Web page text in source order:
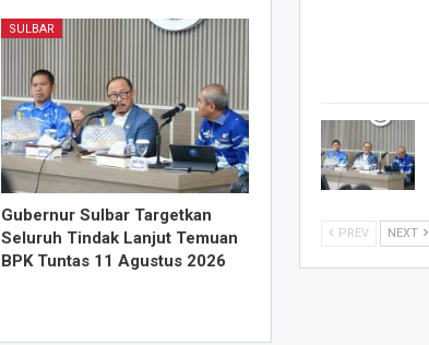
SULBAR
Gubernur Sulbar Targetkan
Seluruh Tindak Lanjut Temuan
BPK Tuntas 11 Agustus 2026
PREV NEXT